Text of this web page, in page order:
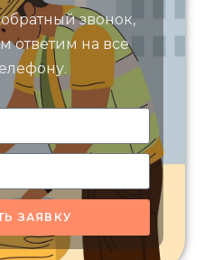
звонок,
ответим на все
ЗАЯВКУ